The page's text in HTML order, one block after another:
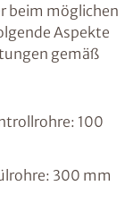
beim möglichen
Aspekte
gemäß
100
300 mm